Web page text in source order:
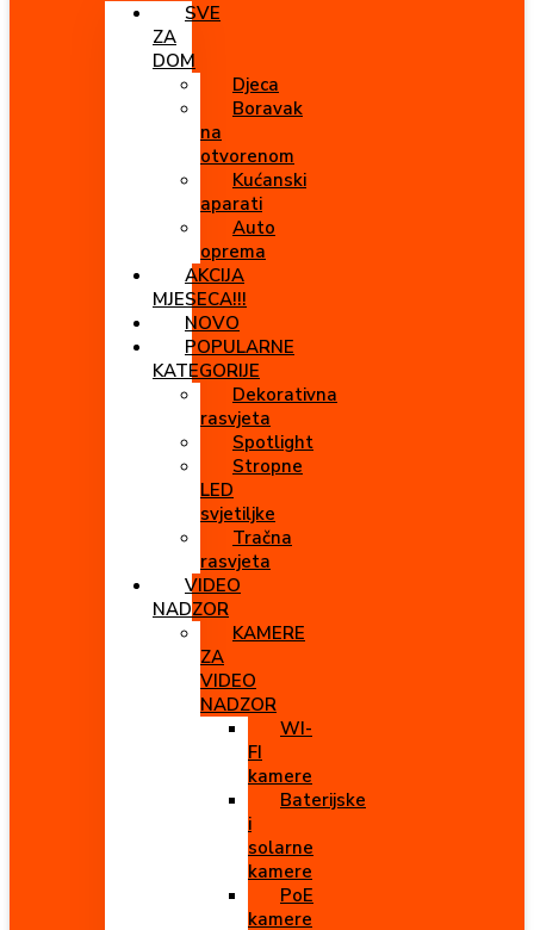
SVE
ZA
DOM
Djeca
Boravak
na
otvorenom
Kućanski
aparati
Auto
oprema
AKCIJA
MJESECA!!!
NOVO
POPULARNE
KATEGORIJE
Dekorativna
rasvjeta
Spotlight
Stropne
LED
svjetiljke
Tračna
rasvjeta
VIDEO
NADZOR
KAMERE
ZA
VIDEO
NADZOR
WI-
FI
kamere
Baterijske
i
solarne
kamere
PoE
kamere